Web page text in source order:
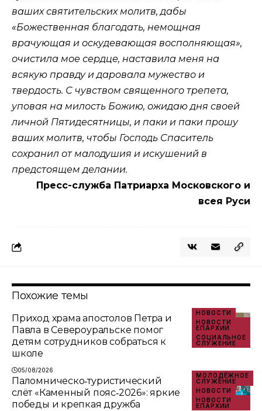
ваших святительских молитв, дабы
«Божественная благодать, немощная
врачующая и оскудевающая восполняющая»,
очистила мое сердце, наставила меня на
всякую правду и даровала мужество и
твердость. С чувством священного трепета,
уповая на милость Божию, ожидаю дня своей
личной Пятидесятницы, и паки и паки прошу
ваших молитв, чтобы Господь Спаситель
сохранил от малодушия и искушений в
предстоящем делании.
Пресс-служба Патриарха Московского и
всея Руси
Похожие темы
НОВОСТИ
НОВОСТИ
ЕПАРХИИ
СОЦИАЛЬНОЕ
СЛУЖЕНИЕ
Приход храма апостолов Петра и
Павла в Североуральске помог
детям сотрудников собраться к
школе
05/08/2026
МОЛОДЁЖНОЕ
СЛУЖЕНИЕ
НОВОСТИ
НОВОСТИ
ЕПАРХИИ
Паломническо‑туристический
слёт «Каменный пояс‑2026»: яркие
победы и крепкая дружба